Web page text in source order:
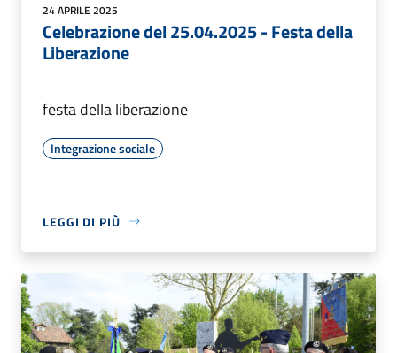
24 APRILE 2025
Celebrazione del 25.04.2025 - Festa della
Liberazione
festa della liberazione
Integrazione sociale
LEGGI DI PIÙ